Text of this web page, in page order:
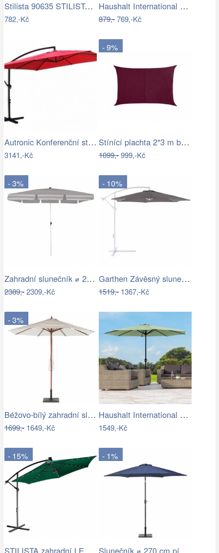
Stilista 90635 STILISTA Zahradní…
782,-Kč
Haushalt International Stínící…
879,-769,-Kč
Autronic Konferenční stolek AHG-402 WT
3141,-Kč
- 9%
Stínící plachta 2*3 m bordó
1099,-999,-Kč
- 3%
Zahradní slunečník ⌀ 2,85 m světle…
2389,-2309,-Kč
- 10%
Garthen Závěsný slunečník s kličkou - 3…
1519,-1367,-Kč
- 3%
Béžovo-bílý zahradní slunečník ⌀260 cm…
1699,-1649,-Kč
Haushalt International Kovový slunečník…
1549,-Kč
- 15%
STILISTA zahradní LED slunečník s…
- 1%
Slunečník ⌀ 270 cm pískově béžový VARESE